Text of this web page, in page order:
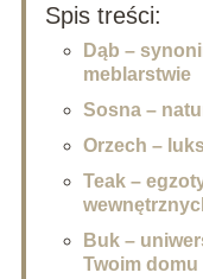
Spis treści:
Dąb –
meblarstwie
Sosna –
Orzech –
Teak –
Buk –
Twoim domu